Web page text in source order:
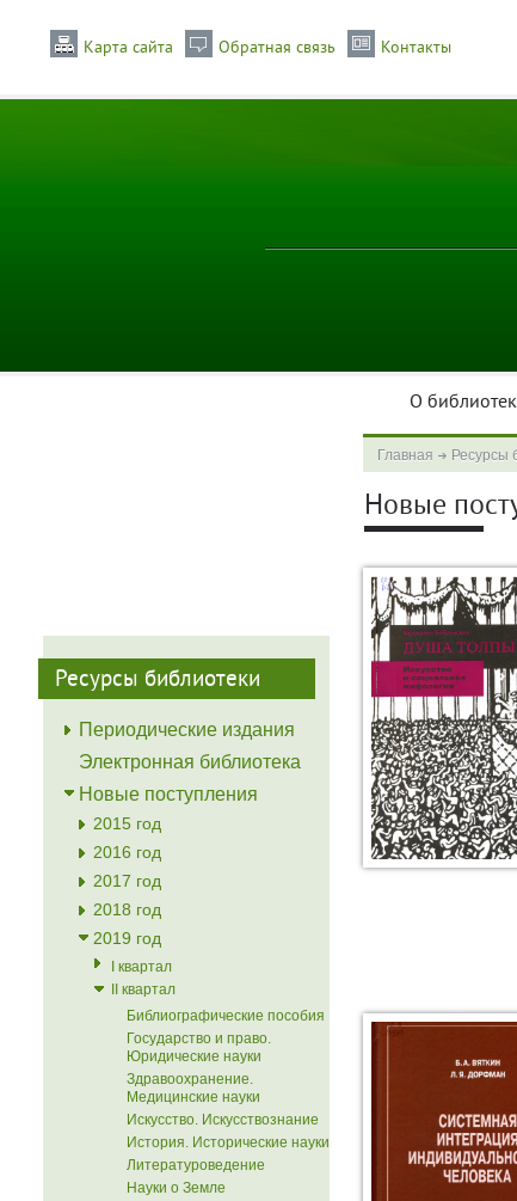
Карта сайта Обратная связь Контакты
О
Ресурсы библиотеки
Периодические издания
Электронная библиотека
Новые поступления
2015 год
2016 год
2017 год
2018 год
2019 год
I квартал
II квартал
Библиографические пособия
Государство и право.
Юридические науки
Здравоохранение.
Медицинские науки
Искусство. Искусствознание
История. Исторические науки
Литературоведение
Науки о Земле
Главная Ресурсы
Новые